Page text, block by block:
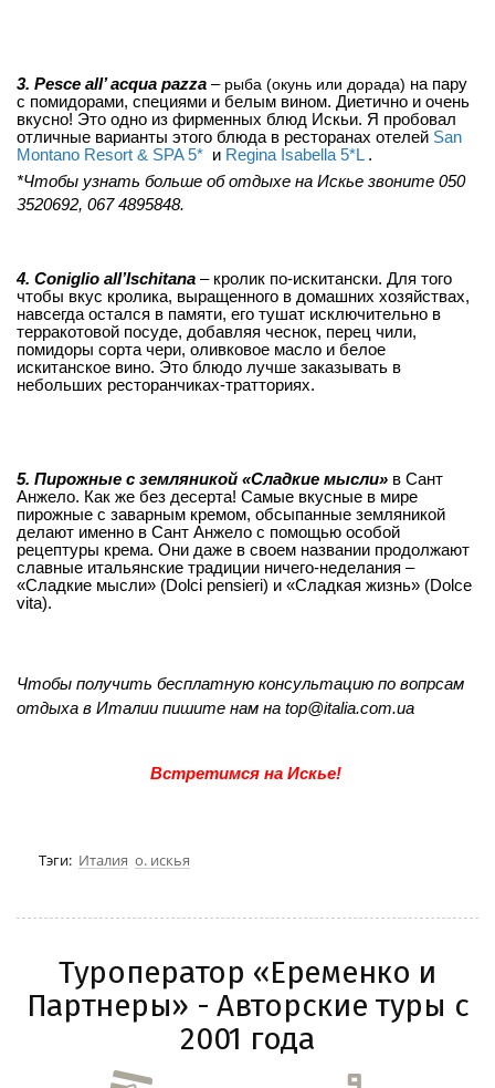
3. Pesce all’ acqua pazza – рыба (окунь или дорада) на пару
с помидорами, специями и белым вином. Диетично и очень
вкусно! Это одно из фирменных блюд Искьи. Я пробовал
отличные варианты этого блюда в ресторанах отелей San
Montano Resort & SPA 5* и Regina Isabella 5*L .
*Чтобы узнать больше об отдыхе на Искье звоните 050
3520692, 067 4895848.
4. Coniglio all’Ischitana – кролик по-искитански. Для того
чтобы вкус кролика, выращенного в домашних хозяйствах,
навсегда остался в памяти, его тушат исключительно в
терракотовой посуде, добавляя чеснок, перец чили,
помидоры сорта чери, оливковое масло и белое
искитанское вино. Это блюдо лучше заказывать в
небольших ресторанчиках-тратториях.
5. Пирожные с земляникой «Сладкие мысли» в Сант
Анжело. Как же без десерта! Самые вкусные в мире
пирожные с заварным кремом, обсыпанные земляникой
делают именно в Сант Анжело с помощью особой
рецептуры крема. Они даже в своем названии продолжают
славные итальянские традиции ничего-неделания –
«Сладкие мысли» (Dolci pensieri) и «Сладкая жизнь» (Dolce
vita).
Чтобы получить бесплатную консультацию по вопрсам
отдыха в Италии пишите нам на top@italia.com.ua
Встретимся на Искье!
Тэги: Италия о. искья
Туроператор «Еременко и
Партнеры» - Авторские туры с
2001 года